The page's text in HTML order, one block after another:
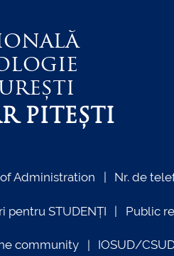
PITEȘTI
Administration Nr. de
pentru STUDENȚI Public
community IOSUD/